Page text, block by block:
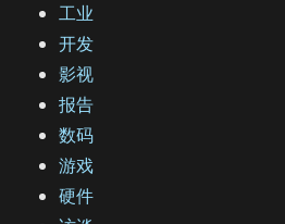
工业
开发
影视
报告
数码
游戏
硬件